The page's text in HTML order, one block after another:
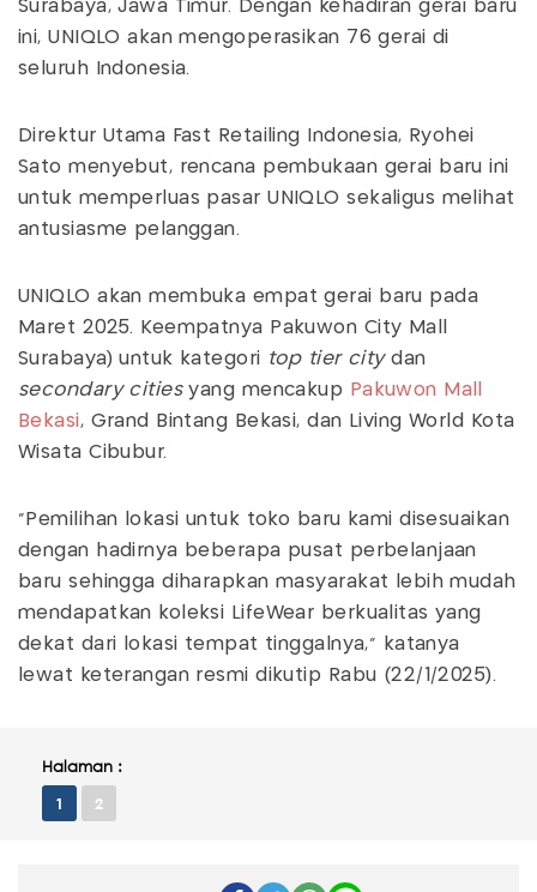
Surabaya, Jawa Timur. Dengan kehadiran gerai baru
ini, UNIQLO akan mengoperasikan 76 gerai di
seluruh Indonesia.
Direktur Utama Fast Retailing Indonesia, Ryohei
Sato menyebut, rencana pembukaan gerai baru ini
untuk memperluas pasar UNIQLO sekaligus melihat
antusiasme pelanggan.
UNIQLO akan membuka empat gerai baru pada
Maret 2025. Keempatnya Pakuwon City Mall
Surabaya) untuk kategori top tier citydan
secondary citiesyang mencakup
Pakuwon Mall
Bekasi, Grand Bintang Bekasi, dan Living World Kota
Wisata Cibubur.
"Pemilihan lokasi untuk toko baru kami disesuaikan
dengan hadirnya beberapa pusat perbelanjaan
baru sehingga diharapkan masyarakat lebih mudah
mendapatkan koleksi LifeWear berkualitas yang
dekat dari lokasi tempat tinggalnya," katanya
lewat keterangan resmi dikutip Rabu (22/1/2025).
Halaman :
1 2